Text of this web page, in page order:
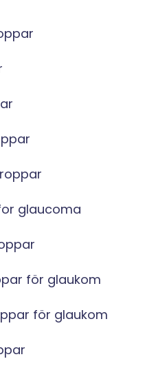
glaucoma
för glaukom
för glaukom